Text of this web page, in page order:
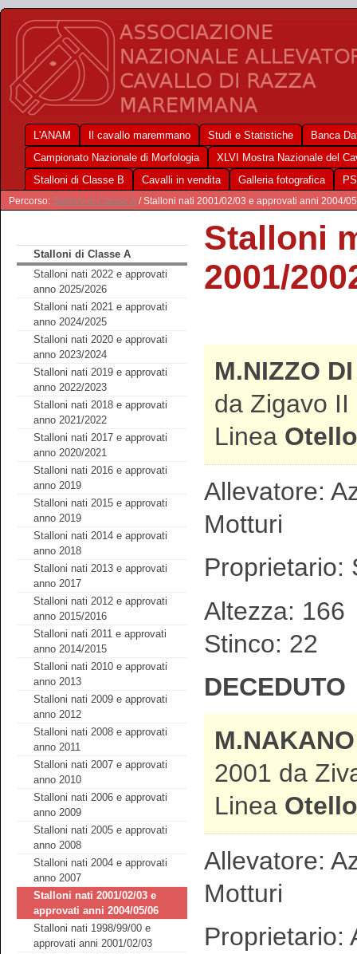
L'ANAM Il cavallo maremmano Studi e Statistiche
Banca
Campionato Nazionale di Morfologia
XLVI Mostra Nazionale del
Stalloni di Classe B
Cavalli in vendita Galleria fotografica
Percorso: Stalloni di Classe A / Stalloni nati 2001/02/03 e approvati anni 2004/
Stalloni di Classe A
Stalloni nati 2022 e approvati
anno 2025/2026
Stalloni nati 2021 e approvati
anno 2024/2025
Stalloni nati 2020 e approvati
anno 2023/2024
Stalloni nati 2019 e approvati
anno 2022/2023
Stalloni nati 2018 e approvati
anno 2021/2022
Stalloni nati 2017 e approvati
anno 2020/2021
Stalloni nati 2016 e approvati
anno 2019
Stalloni nati 2015 e approvati
anno 2019
Stalloni nati 2014 e approvati
anno 2018
Stalloni nati 2013 e approvati
anno 2017
Stalloni nati 2012 e approvati
anno 2015/2016
Stalloni nati 2011 e approvati
anno 2014/2015
Stalloni nati 2010 e approvati
anno 2013
Stalloni nati 2009 e approvati
anno 2012
Stalloni nati 2008 e approvati
anno 2011
Stalloni nati 2007 e approvati
anno 2010
Stalloni nati 2006 e approvati
anno 2009
Stalloni nati 2005 e approvati
anno 2008
Stalloni nati 2004 e approvati
anno 2007
Stalloni nati 2001/02/03 e
approvati anni 2004/05/06
Stalloni nati 1998/99/00 e
approvati anni 2001/02/03
Stalloni
2001/
M.NIZZO
da Zigavo
Linea Otello
Allevatore:
Motturi
Proprietario:
Altezza:
Stinco:
DECEDUTO
2001 da
Linea Otello
Allevatore:
Motturi
Proprietario: